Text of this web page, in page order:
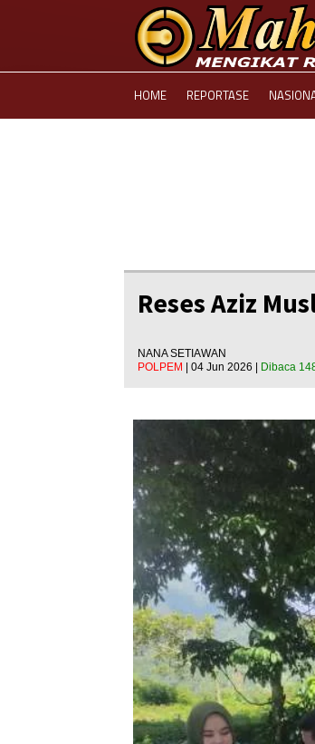
HOME REPORTASE
Reses Aziz
NANA SETIAWAN
POLPEM | 04 Jun 2026 | Dibaca